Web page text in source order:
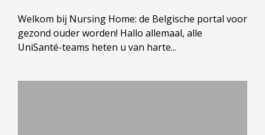
Welkom bij Nursing Home: de Belgische portal voor
gezond ouder worden! Hallo allemaal, alle
UniSanté-teams heten u van harte...